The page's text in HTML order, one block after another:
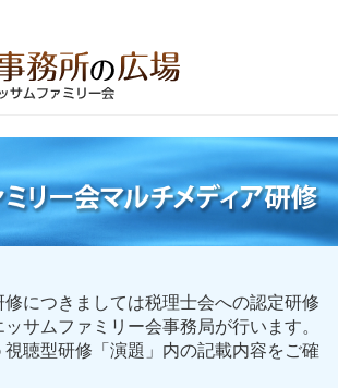
修につきましては税理士会への認定研修
サムファミリー会事務局が行います。
聴型研修「演題」内の記載内容をご確